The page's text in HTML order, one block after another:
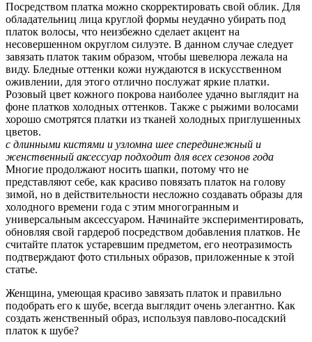
Посредством платка можно скорректировать свой облик. Для
обладательниц лица круглой формы неудачно убирать под
платок волосы, что неизбежно сделает акцент на
несовершенном округлом силуэте. В данном случае следует
завязать платок таким образом, чтобы шевелюра лежала на
виду. Бледные оттенки кожи нуждаются в искусственном
оживлении, для этого отлично послужат яркие платки.
Розовый цвет кожного покрова наиболее удачно выглядит на
фоне платков холодных оттенков. Также с рыжими волосами
хорошо смотрятся платки из тканей холодных приглушенных
цветов.
с длинными кистями и узломна шее сперединежный и
женственный аксессуар подходит для всех сезонов года
Многие продолжают носить шапки, потому что не
представляют себе, как красиво повязать платок на голову
зимой, но в действительности несложно создавать образы для
холодного времени года с этим многогранным и
универсальным аксессуаром. Начинайте экспериментировать,
обновляя свой гардероб посредством добавления платков. Не
считайте платок устаревшим предметом, его неотразимость
подтверждают фото стильных образов, приложенные к этой
статье.
Женщина, умеющая красиво завязать платок и правильно
подобрать его к шубе, всегда выглядит очень элегантно. Как
создать женственный образ, используя павлово-посадский
платок к шубе?